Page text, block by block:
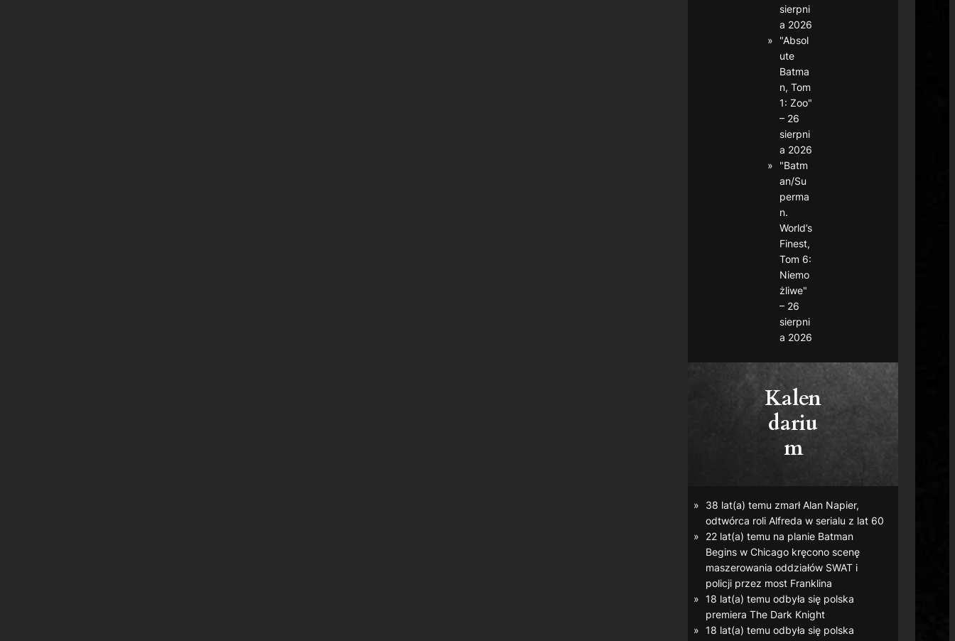
sierpni
a 2026
"Absol
ute
Batma
n, Tom
1: Zoo"
– 26
sierpni
a 2026
"Batm
an/Su
perma
n.
World’s
Finest,
Tom 6:
Niemo
żliwe"
– 26
sierpni
a 2026
Kalen
dariu
m
38 lat(a) temu zmarł Alan Napier,
odtwórca roli Alfreda w serialu z lat 60
22 lat(a) temu na planie Batman
Begins w Chicago kręcono scenę
maszerowania oddziałów SWAT i
policji przez most Franklina
18 lat(a) temu odbyła się polska
premieraThe Dark Knight
18 lat(a) temu odbyła się polska